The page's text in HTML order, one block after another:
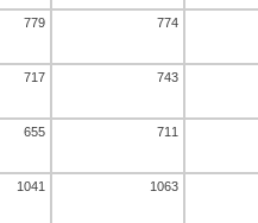
779 774
717 743
655 711
1041 1063